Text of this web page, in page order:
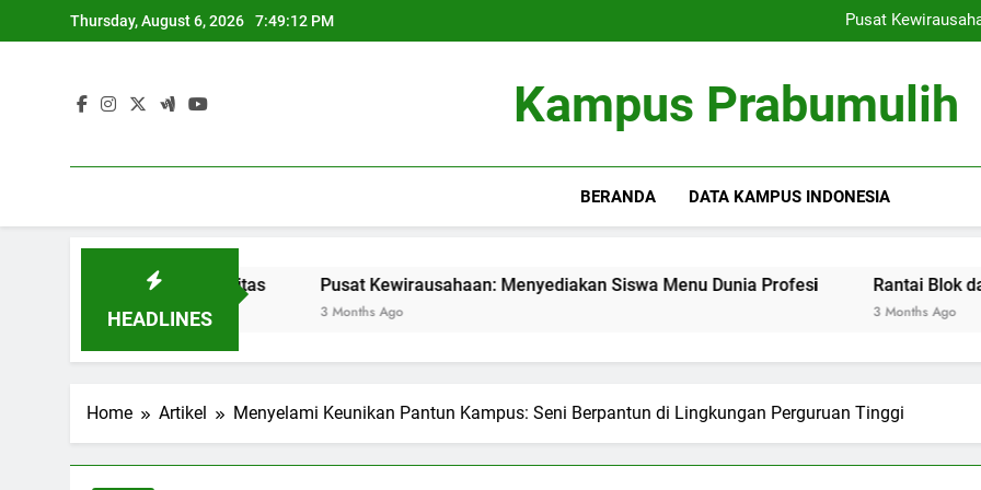
to
Thursday, August 6, 2026 7:49:13 PM
Pusat
Rantai Blok dalam
Pusat
Rantai Blok dalam
Kampus Prabumulih
BERANDA DATA KAMPUS INDONESIA
HEADLINES
Berkualitas Pusat Kewirausahaan: Menyediakan Siswa Menu Dunia Profesi Rantai Blok dalam
Home Artikel Menyelami Keunikan Pantun Kampus: Seni Berpantun di Lingkungan Perguruan Tinggi